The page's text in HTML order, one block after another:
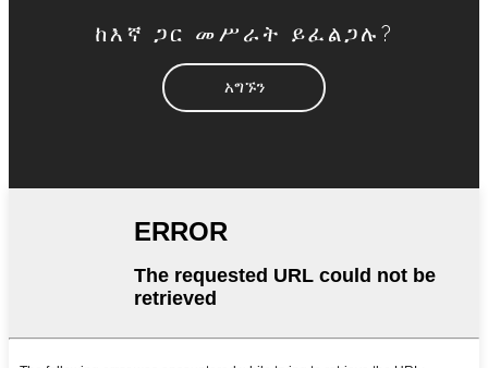
ከእኛ ጋር መሥራት ይፈልጋሉ?
አግኙን